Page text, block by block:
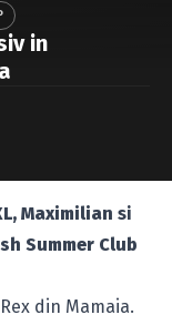
in
Maximilian si
Summer Club
din Mamaia.